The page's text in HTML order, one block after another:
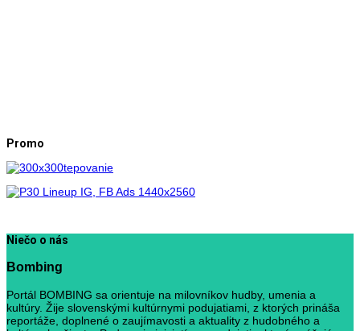
Promo
Niečo o nás
Bombing
Portál BOMBING sa orientuje na milovníkov hudby, umenia a
kultúry. Žije slovenskými kultúrnymi podujatiami, z ktorých prináša
reportáže, doplnené o zaujímavosti a aktuality z hudobného a